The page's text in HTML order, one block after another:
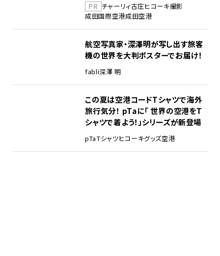
PR チャーリィ古庄ヒコーキ撮影
成田国際空港成田空港
航空写真家・深澤明が写し出す旅客
機の世界を大判ポスターでお届け！
fabli深澤 明
この夏は空港コードTシャツで海外
旅行気分！ pTaに「 世界の空港をT
シャツで着よう！」シリーズが新登場
pTaTシャツヒコーキグッズ空港